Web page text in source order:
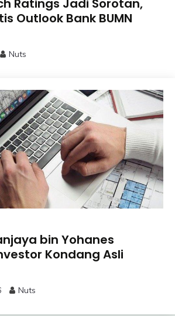
Ratings Jadi Sorotan,
Outlook Bank BUMN
Nuts
bin Yohanes
Kondang Asli
Nuts